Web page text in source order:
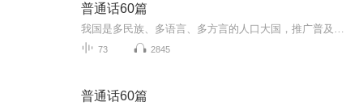
普通话60篇
73 2845
普通话60篇